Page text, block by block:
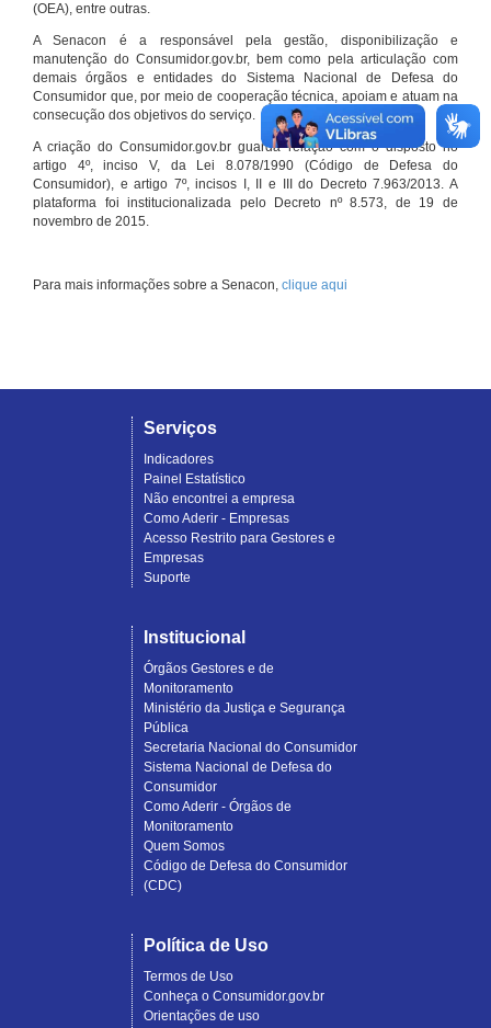
(OEA), entre outras.
A Senacon é a responsável pela gestão, disponibilização e
manutenção do Consumidor.gov.br, bem como pela articulação com
demais órgãos e entidades do Sistema Nacional de Defesa do
Consumidor que, por meio de cooperação técnica, apoiam e atuam na
consecução dos objetivos do serviço.
A criação do Consumidor.gov.br guarda relação com o disposto no
artigo 4º, inciso V, da Lei 8.078/1990 (Código de Defesa do
Consumidor), e artigo 7º, incisos I, II e III do Decreto 7.963/2013. A
plataforma foi institucionalizada pelo Decreto nº 8.573, de 19 de
novembro de 2015.
Para mais informações sobre a Senacon, clique aqui
Serviços
Indicadores
Painel Estatístico
Não encontrei a empresa
Como Aderir - Empresas
Acesso Restrito para Gestores e
Empresas
Suporte
Institucional
Órgãos Gestores e de
Monitoramento
Ministério da Justiça e Segurança
Pública
Secretaria Nacional do Consumidor
Sistema Nacional de Defesa do
Consumidor
Como Aderir - Órgãos de
Monitoramento
Quem Somos
Código de Defesa do Consumidor
(CDC)
Política de Uso
Termos de Uso
Conheça o Consumidor.gov.br
Orientações de uso